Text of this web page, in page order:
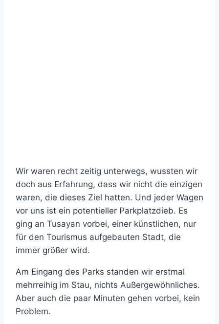
Wir waren recht zeitig unterwegs, wussten wir
doch aus Erfahrung, dass wir nicht die einzigen
waren, die dieses Ziel hatten. Und jeder Wagen
vor uns ist ein potentieller Parkplatzdieb. Es
ging an Tusayan vorbei, einer künstlichen, nur
für den Tourismus aufgebauten Stadt, die
immer größer wird.
Am Eingang des Parks standen wir erstmal
mehrreihig im Stau, nichts Außergewöhnliches.
Aber auch die paar Minuten gehen vorbei, kein
Problem.